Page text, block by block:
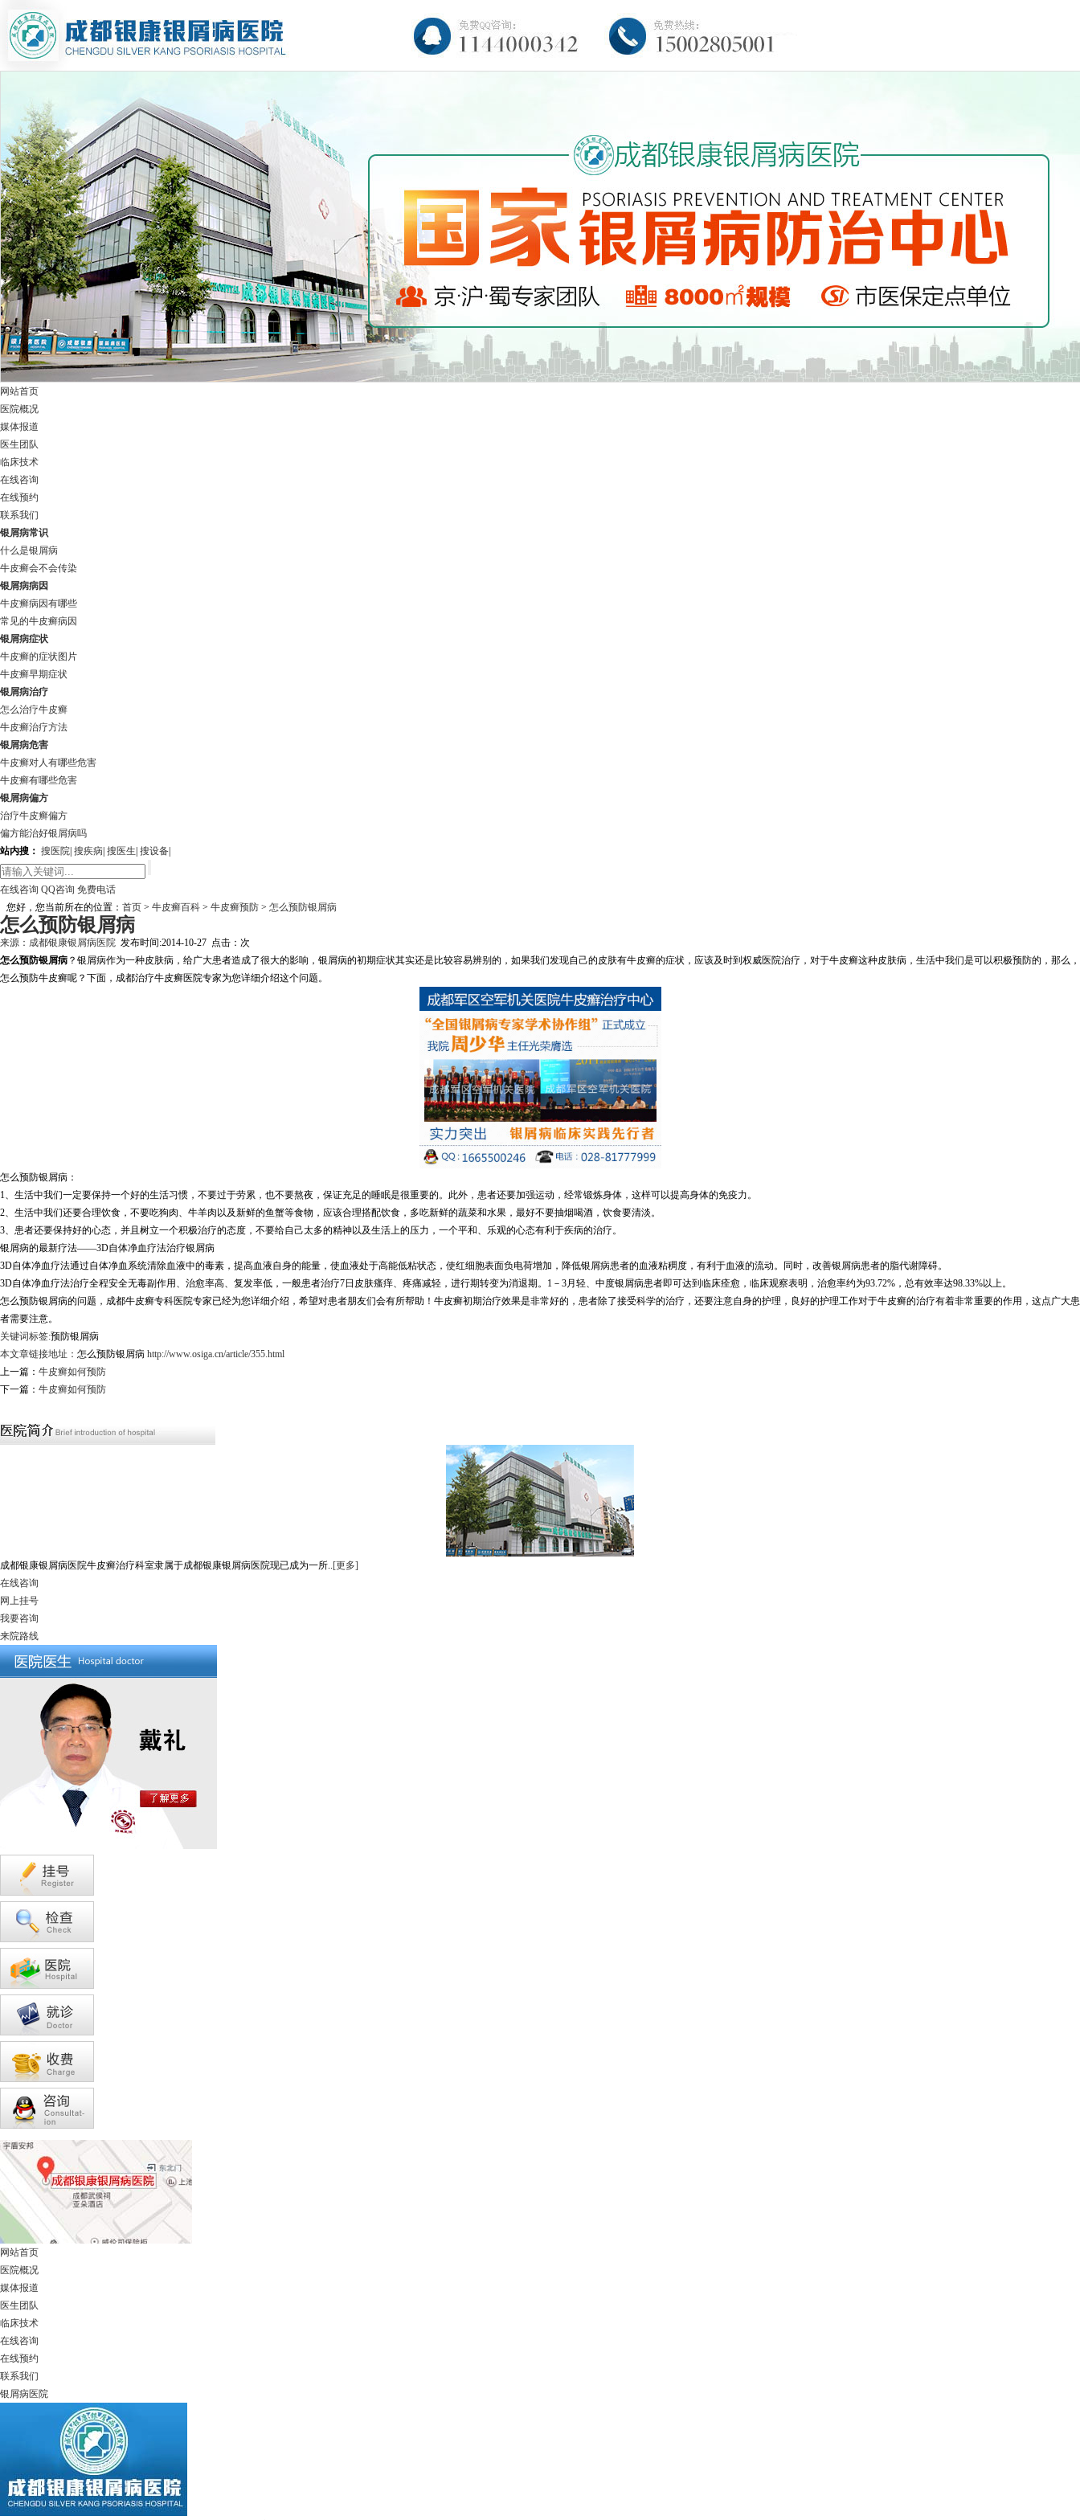
网站首页
医院概况
媒体报道
医生团队
临床技术
在线咨询
在线预约
联系我们
银屑病常识
什么是银屑病
牛皮癣会不会传染
银屑病病因
牛皮癣病因有哪些
常见的牛皮癣病因
银屑病症状
牛皮癣的症状图片
牛皮癣早期症状
银屑病治疗
怎么治疗牛皮癣
牛皮癣治疗方法
银屑病危害
牛皮癣对人有哪些危害
牛皮癣有哪些危害
银屑病偏方
治疗牛皮癣偏方
偏方能治好银屑病吗
站内搜： 搜医院 搜疾病 搜医生 搜设备
在线咨询 QQ咨询 免费电话
您好，您当前所在的位置： 首页 > 牛皮癣百科 > 牛皮癣预防 > 怎么预防银屑病
怎么预防银屑病
来源： 成都银康银屑病医院 发布时间:2014-10-27 点击： 次
怎么预防银屑病 ？银屑病作为一种皮肤病，给广大患者造成了很大的影响，银屑病的初期症状其实还是比较容易辨别的，如果我们发现自己的皮肤有牛皮癣的症状，应该及时到权威医院治疗，对于牛皮癣这种皮肤病，生活中我们是可以积极预防的，那么，
怎么预防牛皮癣呢？下面，成都治疗牛皮癣医院专家为您详细介绍这个问题。
怎么预防银屑病：
1、生活中我们一定要保持一个好的生活习惯，不要过于劳累，也不要熬夜，保证充足的睡眠是很重要的。此外，患者还要加强运动，经常锻炼身体，这样可以提高身体的免疫力。
2、生活中我们还要合理饮食，不要吃狗肉、牛羊肉以及新鲜的鱼蟹等食物，应该合理搭配饮食，多吃新鲜的蔬菜和水果，最好不要抽烟喝酒，饮食要清淡。
3、患者还要保持好的心态，并且树立一个积极治疗的态度，不要给自己太多的精神以及生活上的压力，一个平和、乐观的心态有利于疾病的治疗。
银屑病的最新疗法——3D自体净血疗法治疗银屑病
3D自体净血疗法通过自体净血系统清除血液中的毒素，提高血液自身的能量，使血液处于高能低粘状态，使红细胞表面负电荷增加，降低银屑病患者的血液粘稠度，有利于血液的流动。同时，改善银屑病患者的脂代谢障碍。
3D自体净血疗法治疗全程安全无毒副作用、治愈率高、复发率低，一般患者治疗7日皮肤瘙痒、疼痛减轻，进行期转变为消退期。1－3月轻、中度银屑病患者即可达到临床痊愈，临床观察表明，治愈率约为93.72%，总有效率达98.33%以上。
怎么预防银屑病的问题，成都牛皮癣专科医院专家已经为您详细介绍，希望对患者朋友们会有所帮助！牛皮癣初期治疗效果是非常好的，患者除了接受科学的治疗，还要注意自身的护理，良好的护理工作对于牛皮癣的治疗有着非常重要的作用，这点广大患
者需要注意。
关键词标签:预防银屑病
本文章链接地址： 怎么预防银屑病 http://www.osiga.cn/article/355.html
上一篇： 牛皮癣如何预防
下一篇： 牛皮癣如何预防
成都银康银屑病医院牛皮癣治疗科室隶属于成都银康银屑病医院现已成为一所..[更多]
在线咨询
网上挂号
我要咨询
来院路线
网站首页
医院概况
媒体报道
医生团队
临床技术
在线咨询
在线预约
联系我们
银屑病医院